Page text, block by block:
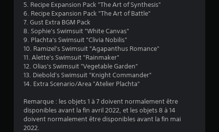
r
5. Recipe Expansion Pack "The Art of Synthesis"
6. Recipe Expansion Pack "The Art of Battle"
7. Gust Extra BGM Pack
8. Sophie's Swimsuit "White Canvas"
9. Plachta's Swimsuit "Clivia Nobilis"
10. Ramizel's Swimsuit "Agapanthus Romance"
11. Alette's Swimsuit "Rainmaker"
12. Olias's Swimsuit "Vegetable Garden"
13. Diebold's Swimsuit "Knight Commander"
14. Extra Scenario/Area "Atelier Plachta"
Remarque : les objets 1 à 7 doivent normalement être
disponibles avant la fin avril 2022, et les objets 8 à 14
doivent normalement être disponibles avant la fin mai
2022.